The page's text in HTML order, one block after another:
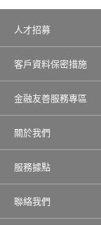
人才招募
客戶資料保密措施
金融友善服務專區
關於我們
服務據點
聯絡我們